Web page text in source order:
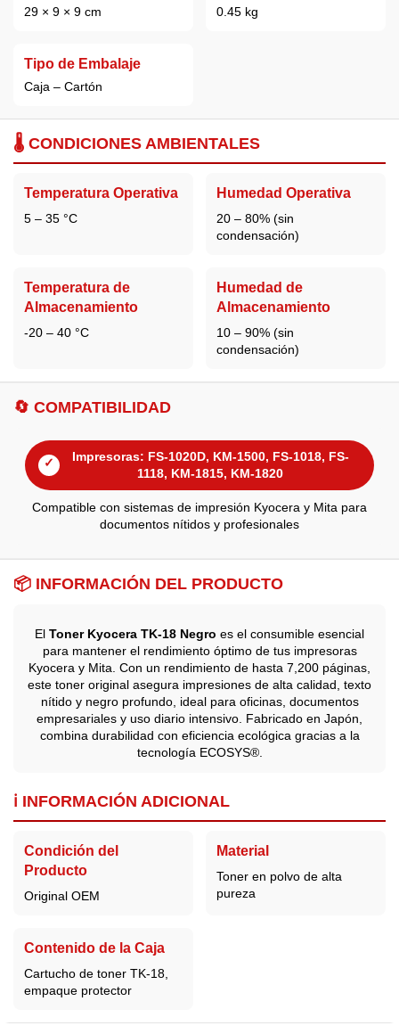
29 × 9 × 9 cm 0.45 kg
Tipo de Embalaje
Caja – Cartón
🌡️ CONDICIONES AMBIENTALES
Temperatura Operativa
5 – 35 °C
Humedad Operativa
20 – 80% (sin
condensación)
Temperatura de
Almacenamiento
-20 – 40 °C
Humedad de
Almacenamiento
10 – 90% (sin
condensación)
🔄 COMPATIBILIDAD
✓
Impresoras: FS-1020D, KM-1500, FS-1018, FS-
1118, KM-1815, KM-1820
Compatible con sistemas de impresión Kyocera y Mita para
documentos nítidos y profesionales
📦 INFORMACIÓN DEL PRODUCTO
El Toner Kyocera TK-18 Negro es el consumible esencial
para mantener el rendimiento óptimo de tus impresoras
Kyocera y Mita. Con un rendimiento de hasta 7,200 páginas,
este toner original asegura impresiones de alta calidad, texto
nítido y negro profundo, ideal para oficinas, documentos
empresariales y uso diario intensivo. Fabricado en Japón,
combina durabilidad con eficiencia ecológica gracias a la
tecnología ECOSYS®.
ℹ️ INFORMACIÓN ADICIONAL
Condición del
Producto
Original OEM
Material
Toner en polvo de alta
pureza
Contenido de la Caja
Cartucho de toner TK-18,
empaque protector